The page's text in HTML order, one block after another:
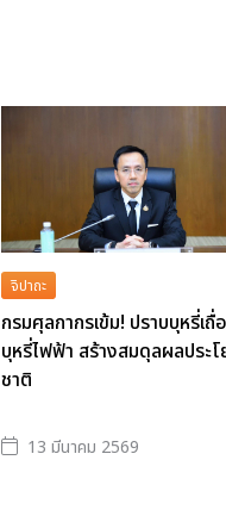
จิปาถะ
กรมศุลกากรเข้ม! ปราบบุหรี่เ
บุหรี่ไฟฟ้า สร้างสมดุลผลประ
ชาติ
13 มีนาคม 2569